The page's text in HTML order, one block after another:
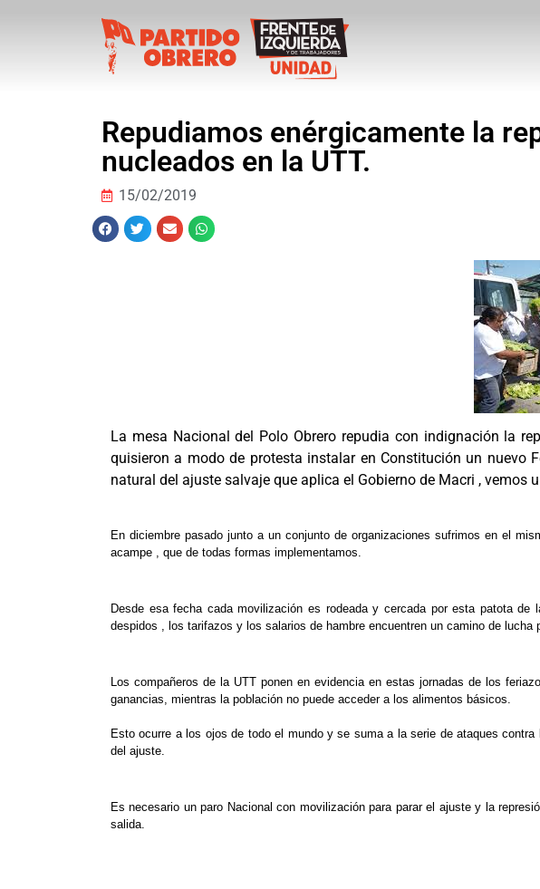
Repudiamos enérgicamente la
nucleados en la UTT.
15/02/2019
La mesa Nacional del Polo Obrero repudia con indignación la
quisieron a modo de protesta instalar en Constitución un nuevo
natural del ajuste salvaje que aplica el Gobierno de Macri , vemos
En diciembre pasado junto a un conjunto de organizaciones sufrimos en el
acampe , que de todas formas implementamos.
Desde esa fecha cada movilización es rodeada y cercada por esta patota
despidos , los tarifazos y los salarios de hambre encuentren un camino de lucha
Los compañeros de la UTT ponen en evidencia en estas jornadas de los
ganancias, mientras la población no puede acceder a los alimentos básicos.
Esto ocurre a los ojos de todo el mundo y se suma a la serie de ataques
del ajuste.
Es necesario un paro Nacional con movilización para parar el ajuste y la
salida.